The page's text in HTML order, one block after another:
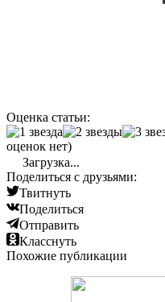
Оценка статьи:
оценок нет)
Загрузка...
Поделиться с друзьями:
Твитнуть
Поделиться
Отправить
Класснуть
Похожие публикации